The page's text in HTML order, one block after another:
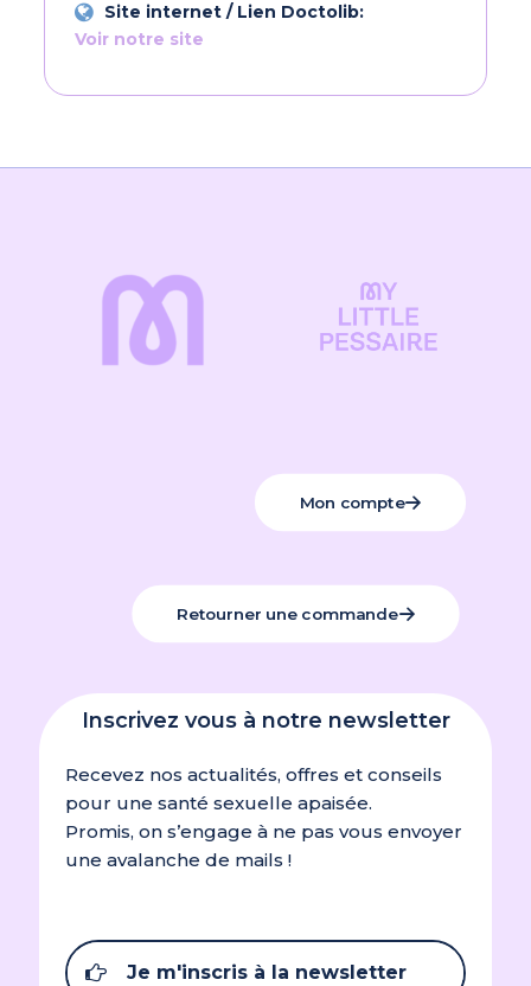
Site internet / Lien Doctolib:
Voir notre site
Mon compte
Retourner une commande
Inscrivez vous à notre newsletter
Recevez nos actualités, offres et conseils
pour une santé sexuelle apaisée.
Promis, on s’engage à ne pas vous envoyer
une avalanche de mails !
Je m'inscris à la newsletter